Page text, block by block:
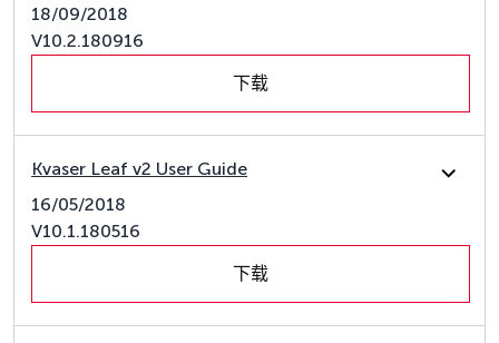
18/09/2018
V10.2.180916
下载
Kvaser Leaf v2 User Guide
16/05/2018
V10.1.180516
下载